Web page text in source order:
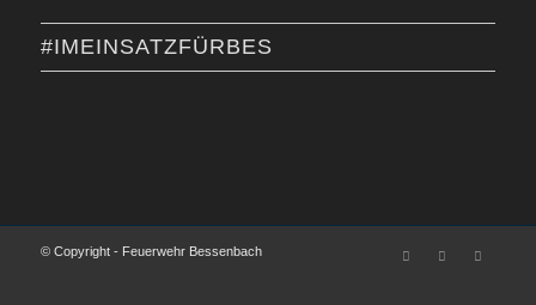
#IMEINSATZFÜRBES
© Copyright - Feuerwehr Bessenbach